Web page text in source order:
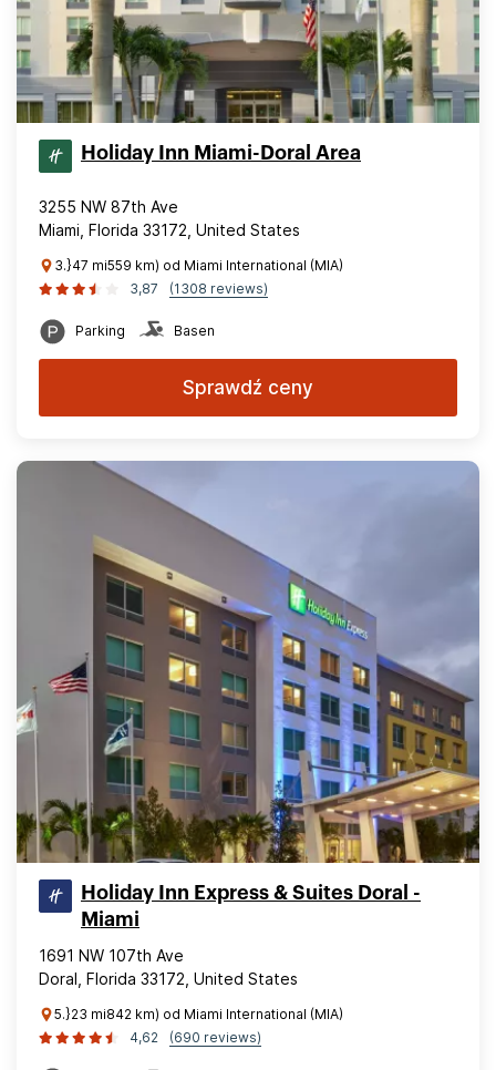
Holiday Inn Miami-Doral Area
3255 NW 87th Ave
Miami, Florida 33172, United States
3.}47 mi559 km) od Miami International (MIA)
3,87
(1308 reviews)
Parking Basen
Sprawdź ceny
Holiday Inn Express & Suites Doral -
Miami
1691 NW 107th Ave
Doral, Florida 33172, United States
5.}23 mi842 km) od Miami International (MIA)
4,62
(690 reviews)